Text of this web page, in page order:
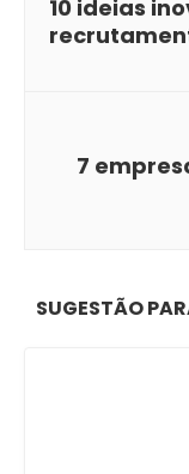
10 ideias
7
SUGESTÃO